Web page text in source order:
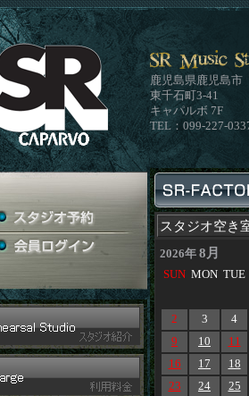
鹿児島県鹿児島市
東千石町3-41
キャパルボ 7F
TEL：099-227-
スタジオ空き
2026年 8月
SUN MON TUE
2 3
4
9
10
11
16
17
18
23
24
25